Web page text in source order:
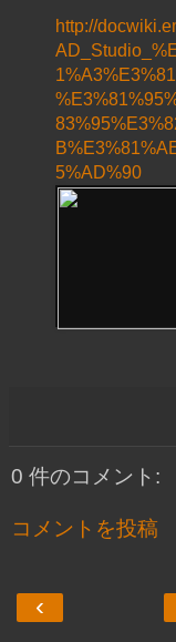
http://
5%AD%90
0 件のコメント:
コメントを投稿
‹